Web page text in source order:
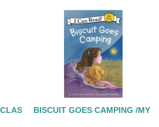
PRE-L1
BISCUIT GOES CAMPING /MY